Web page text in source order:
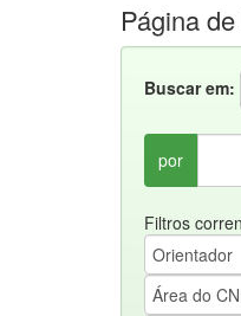
Página
Buscar em:
por
Filtros